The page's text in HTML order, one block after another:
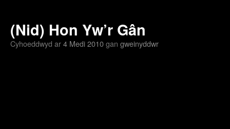
(Nid) Hon Yw’r Gân
Cyhoeddwyd ar4 Medi 2010gan gweinyddwr